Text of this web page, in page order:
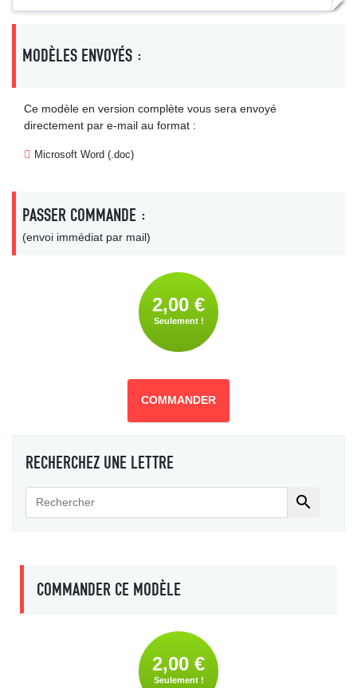
MODÈLES ENVOYÉS :
Ce modèle en version complète vous sera envoyé
directement par e-mail au format :
Microsoft Word (.doc)
PASSER COMMANDE :
(envoi immédiat par mail)
2,00 €
Seulement !
COMMANDER
RECHERCHEZ UNE LETTRE

COMMANDER CE MODÈLE
2,00 €
Seulement !